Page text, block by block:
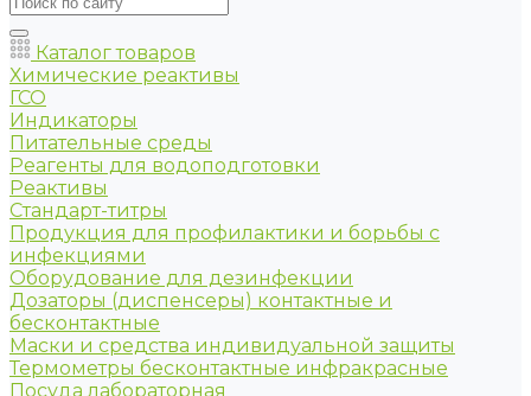
Каталог товаров
Химические реактивы
ГСО
Индикаторы
Питательные среды
Реагенты для водоподготовки
Реактивы
Стандарт-титры
Продукция для профилактики и борьбы с
инфекциями
Оборудование для дезинфекции
Дозаторы (диспенсеры) контактные и
бесконтактные
Маски и средства индивидуальной защиты
Термометры бесконтактные инфракрасные
Посуда лабораторная